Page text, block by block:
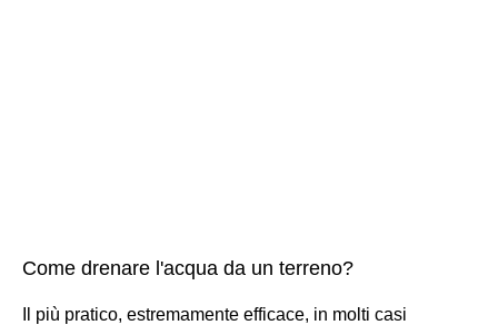
Come drenare l'acqua da un terreno?
Il più pratico, estremamente efficace, in molti casi